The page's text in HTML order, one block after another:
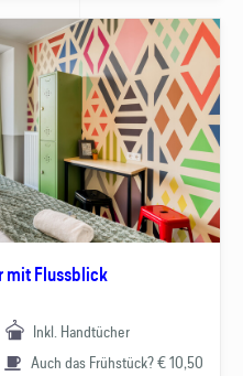
mit Flussblick
Inkl. Handtücher
Auch das Frühstück? € 10,50